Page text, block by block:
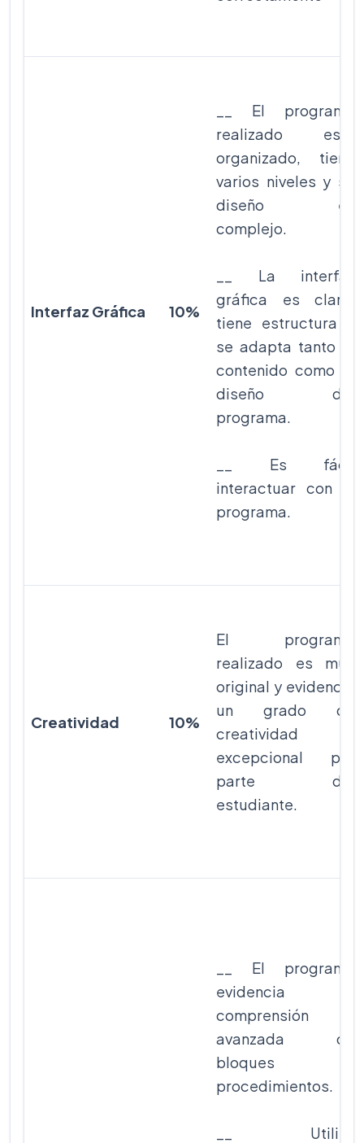
Interfaz Gráfica 10%
__ El programa
realizado está
organizado, tiene
varios niveles y su
diseño es
complejo.
__ La interfaz
gráfica es clara,
tiene estructura y
se adapta tanto al
contenido como al
diseño del
programa.
__ Es fácil
interactuar con el
programa.
Creatividad 10%
El programa
realizado es muy
original y evidencia
un grado de
creatividad
excepcional por
parte del
estudiante.
__ El programa
evidencia
comprensión
avanzada de
bloques y
procedimientos.
__ Utiliza